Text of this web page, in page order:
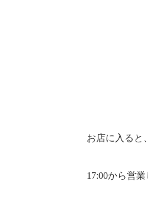
お店に入ると
17:00から営